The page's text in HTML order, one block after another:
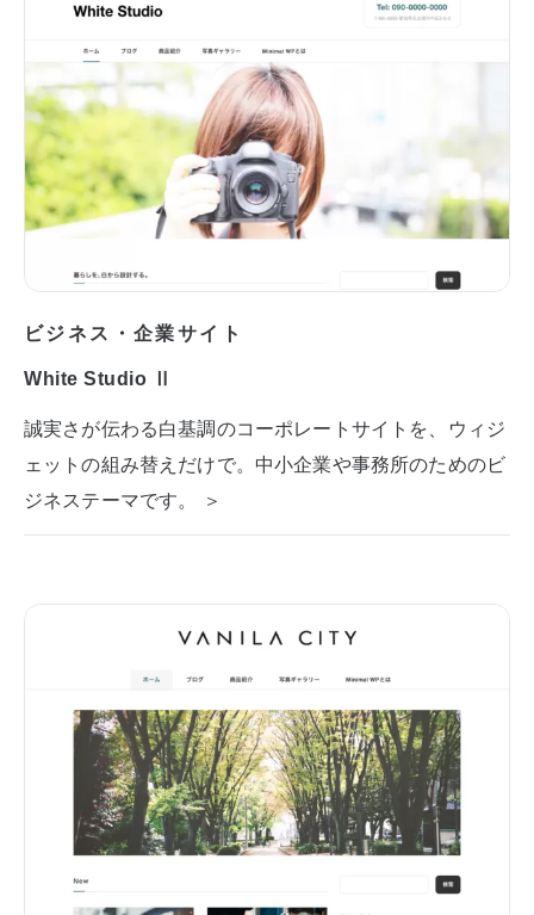
ビジネス・企業サイト
White Studio Ⅱ
誠実さが伝わる白基調のコーポレートサイトを、ウィジ
ェットの組み替えだけで。中小企業や事務所のためのビ
ジネステーマです。 ＞